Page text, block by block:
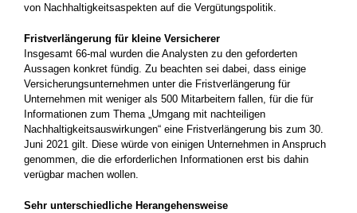
von Nachhaltigkeitsaspekten auf die Vergütungspolitik.
Fristverlängerung für kleine Versicherer
Insgesamt 66-mal wurden die Analysten zu den geforderten
Aussagen konkret fündig. Zu beachten sei dabei, dass einige
Versicherungsunternehmen unter die Fristverlängerung für
Unternehmen mit weniger als 500 Mitarbeitern fallen, für die für
Informationen zum Thema „Umgang mit nachteiligen
Nachhaltigkeitsauswirkungen“ eine Fristverlängerung bis zum 30.
Juni 2021 gilt. Diese würde von einigen Unternehmen in Anspruch
genommen, die die erforderlichen Informationen erst bis dahin
verügbar machen wollen.
Sehr unterschiedliche Herangehensweise